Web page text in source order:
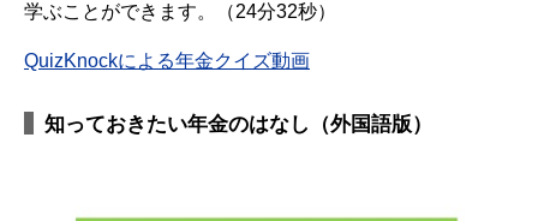
学ぶことができます。（24分32秒）
QuizKnockによる年金クイズ動画
知っておきたい年金のはなし（外国語版）